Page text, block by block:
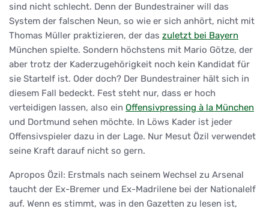
sind nicht schlecht. Denn der Bundestrainer will das
System der falschen Neun, so wie er sich anhört, nicht mit
Thomas Müller praktizieren, der das zuletzt bei Bayern
München spielte. Sondern höchstens mit Mario Götze, der
aber trotz der Kaderzugehörigkeit noch kein Kandidat für
sie Startelf ist. Oder doch? Der Bundestrainer hält sich in
diesem Fall bedeckt. Fest steht nur, dass er hoch
verteidigen lassen, also ein Offensivpressing à la München
und Dortmund sehen möchte. In Löws Kader ist jeder
Offensivspieler dazu in der Lage. Nur Mesut Özil verwendet
seine Kraft darauf nicht so gern.
Apropos Özil: Erstmals nach seinem Wechsel zu Arsenal
taucht der Ex-Bremer und Ex-Madrilene bei der Nationalelf
auf. Wenn es stimmt, was in den Gazetten zu lesen ist,